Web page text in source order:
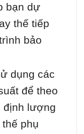
bạn dự
thế tiếp
bảo
dụng các
để theo
định lượng
phụ